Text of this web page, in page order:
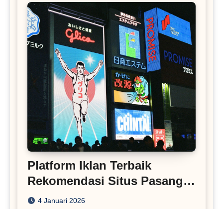
Platform Iklan Terbaik
Rekomendasi Situs Pasang
Iklan
4 Januari 2026